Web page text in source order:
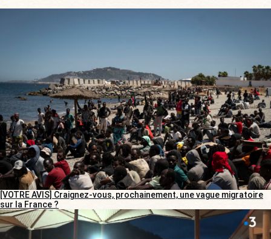
[VOTRE AVIS] Craignez-vous, prochainement, une vague migratoire
sur la France ?